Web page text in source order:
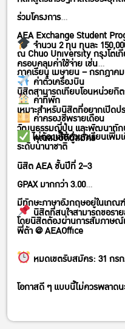
ร่วมโครงการ
AEA Exchange Student
ณ Chuo University กรุงโตเ
ภาคเรียน เมษายน – กรกฎาค
จำนวน 2 ทุน ทุนละ
ครอบคลุมค่าใช้จ่าย เช่น
ค่าตั๋วเครื่องบิน
ค่าที่พัก
ค่าครองชีพรายเดือน
และ ไม่ต้องเสียค่าเล่าเรียนเพิ่ม
นิสิตสามารถเทียบโอนหน่วยกิ
เหมาะสำหรับนิสิตที่อยากเปิดป
วัฒนธรรมญี่ปุ่น และพัฒนาทักษ
ระดับนานาชาติ
คุณสมบัติผู้สมัคร
นิสิต AEA ชั้นปีที่ 2–3
GPAX มากกว่า 3.00
มีทักษะภาษาอังกฤษอยู่ในเกณ
โดยนิสิตต้องผ่านการสัมภาษณ์
นิสิตที่สนใจสามารถขอรา
พี่ต้า @ AEAOffice
หมดเขตรับสมัคร: 31 กร
โอกาสดี ๆ แบบนี้ไม่ควรพลาดน